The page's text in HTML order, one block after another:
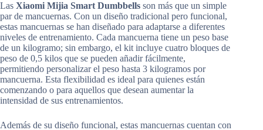
Las Xiaomi Mijia Smart Dumbbells son más que un simple
par de mancuernas. Con un diseño tradicional pero funcional,
estas mancuernas se han diseñado para adaptarse a diferentes
niveles de entrenamiento. Cada mancuerna tiene un peso base
de un kilogramo; sin embargo, el kit incluye cuatro bloques de
peso de 0,5 kilos que se pueden añadir fácilmente,
permitiendo personalizar el peso hasta 3 kilogramos por
mancuerna. Esta flexibilidad es ideal para quienes están
comenzando o para aquellos que desean aumentar la
intensidad de sus entrenamientos.
Además de su diseño funcional, estas mancuernas cuentan con